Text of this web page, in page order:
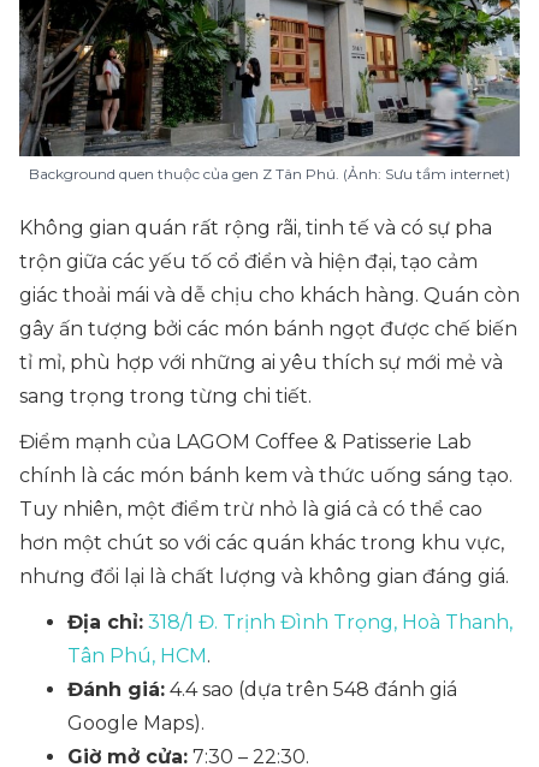
Background quen thuộc của gen Z Tân Phú. (Ảnh: Sưu tầm internet)
Không gian quán rất rộng rãi, tinh tế và có sự pha
trộn giữa các yếu tố cổ điển và hiện đại, tạo cảm
giác thoải mái và dễ chịu cho khách hàng. Quán còn
gây ấn tượng bởi các món bánh ngọt được chế biến
tỉ mỉ, phù hợp với những ai yêu thích sự mới mẻ và
sang trọng trong từng chi tiết.
Điểm mạnh của LAGOM Coffee & Patisserie Lab
chính là các món bánh kem và thức uống sáng tạo.
Tuy nhiên, một điểm trừ nhỏ là giá cả có thể cao
hơn một chút so với các quán khác trong khu vực,
nhưng đổi lại là chất lượng và không gian đáng giá.
Địa chỉ: 318/1 Đ. Trịnh Đình Trọng, Hoà Thanh,
Tân Phú, HCM.
Đánh giá: 4.4 sao (dựa trên 548 đánh giá
Google Maps).
Giờ mở cửa: 7:30 – 22:30.